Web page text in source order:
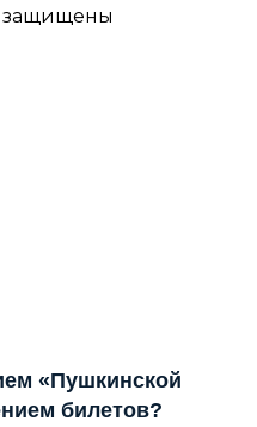
защищены
«Пушкинской
билетов?